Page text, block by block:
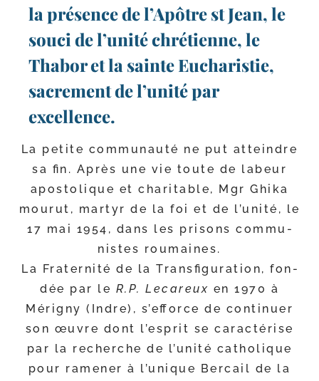
la présence de l’Apôtre st Jean, le
souci de l’unité chrétienne, le
Thabor et la sainte Eucharistie,
sacrement de l’unité par
excellence.
La petite com­mu­nau­té ne put atteindre
sa fin. Après une vie toute de labeur
apos­to­lique et cha­ri­table, Mgr Ghika
mou­rut, mar­tyr de la foi et de l’u­ni­té, le
17 mai 1954, dans les pri­sons com­mu­
nistes roumaines.
La Fraternité de la Transfiguration, fon­
dée par le R.P. Lecareux en 1970 à
Mérigny (Indre), s’ef­force de conti­nuer
son œuvre dont l’es­prit se carac­té­rise
par la recherche de l’u­ni­té catho­lique
pour rame­ner à l’u­nique Bercail de la